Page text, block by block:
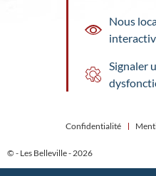
Nous
Signaler
© - Les Belleville - 2026
Confidentialité